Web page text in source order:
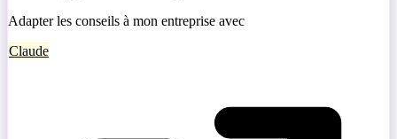
Adapter les conseils à mon entreprise avec
Claude